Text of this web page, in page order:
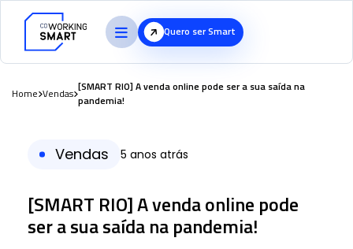
Quero ser Smart
Home Vendas [SMART RIO] A venda online pode ser a sua saída na
pandemia!
Vendas 5 anos atrás
[SMART RIO] A venda online pode
ser a sua saída na pandemia!